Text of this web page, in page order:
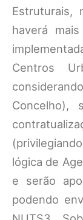
Estruturais,
haverá
Centros
Concelho),
lógica de
e serão
podendo